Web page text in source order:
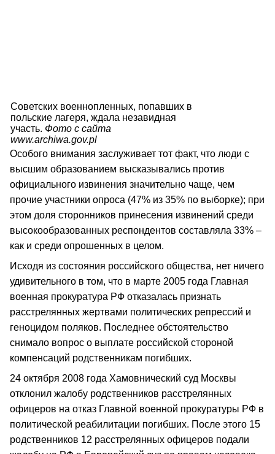
Советских военнопленных, попавших в
польские лагеря, ждала незавидная
участь. Фото с сайта
www.archiwa.gov.pl
Особого внимания заслуживает тот факт, что люди с
высшим образованием высказывались против
официального извинения значительно чаще, чем
прочие участники опроса (47% из 35% по выборке); при
этом доля сторонников принесения извинений среди
высокообразованных респондентов составляла 33% –
как и среди опрошенных в целом.
Исходя из состояния российского общества, нет ничего
удивительного в том, что в марте 2005 года Главная
военная прокуратура РФ отказалась признать
расстрелянных жертвами политических репрессий и
геноцидом поляков. Последнее обстоятельство
снимало вопрос о выплате российской стороной
компенсаций родственникам погибших.
24 октября 2008 года Хамовнический суд Москвы
отклонил жалобу родственников расстрелянных
офицеров на отказ Главной военной прокуратуры РФ в
политической реабилитации погибших. После этого 15
родственников 12 расстрелянных офицеров подали